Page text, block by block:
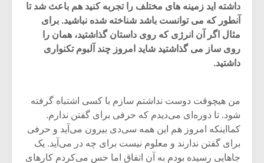
داشته اید زمینه های مختلف را تجربه کنید هم باعث شد تا
آنطور که می توانست باشد شناخته شده نباشید. برای
مثال اگر آن انرژی که روی داستان گذاشتید، همان را
روی ساز می گذاشتید شاید امروز چند آلبوم تکنواری
داشتید.
من هیچوقت دوست نداشتم سازم با کسی اشتباه گرفته
شود. تا دوره‌ای می‌دیدم که حرفی برای گفتن ندارم.
کمااینکه امروز هم این همه سی‌دی بیرون می‌آید و حرفی
برای گفتن ندارند و معلوم نیست برای چه در می‌آید. یک
جاهایی رسیده بودم به آن اتفاق اما حس می‌کردم کارهای
یادداشتی بر موسیقی
متن فیلم «متری
شیش و نیم»
موسیقی
برگزار